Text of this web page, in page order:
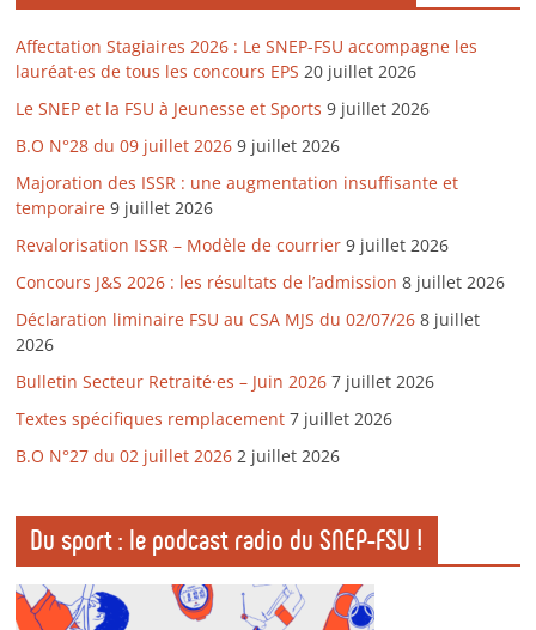
Affectation Stagiaires 2026 : Le SNEP-FSU accompagne les
lauréat·es de tous les concours EPS 20 juillet 2026
Le SNEP et la FSU à Jeunesse et Sports 9 juillet 2026
B.O N°28 du 09 juillet 2026 9 juillet 2026
Majoration des ISSR : une augmentation insuffisante et
temporaire 9 juillet 2026
Revalorisation ISSR – Modèle de courrier 9 juillet 2026
Concours J&S 2026 : les résultats de l’admission 8 juillet 2026
Déclaration liminaire FSU au CSA MJS du 02/07/26 8 juillet
2026
Bulletin Secteur Retraité·es – Juin 2026 7 juillet 2026
Textes spécifiques remplacement 7 juillet 2026
B.O N°27 du 02 juillet 2026 2 juillet 2026
Du sport : le podcast radio du SNEP-FSU !